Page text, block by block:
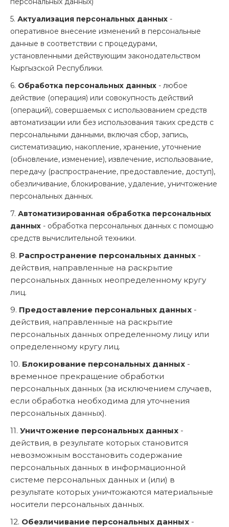
5. Актуализация персональных данных -
оперативное внесение изменений в персональные
данные в соответствии с процедурами,
установленными действующим законодательством
Кыргызской Республики.
6. Обработка персональных данных - любое
действие (операция) или совокупность действий
(операций), совершаемых с использованием средств
автоматизации или без использования таких средств с
персональными данными, включая сбор, запись,
систематизацию, накопление, хранение, уточнение
(обновление, изменение), извлечение, использование,
передачу (распространение, предоставление, доступ),
обезличивание, блокирование, удаление, уничтожение
персональных данных.
7. Автоматизированная обработка персональных
данных - обработка персональных данных с помощью
средств вычислительной техники.
8. Распространение персональных данных -
действия, направленные на раскрытие
персональных данных неопределенному кругу
лиц.
9. Предоставление персональных данных -
действия, направленные на раскрытие
персональных данных определенному лицу или
определенному кругу лиц.
10. Блокирование персональных данных -
временное прекращение обработки
персональных данных (за исключением случаев,
если обработка необходима для уточнения
персональных данных).
11. Уничтожение персональных данных -
действия, в результате которых становится
невозможным восстановить содержание
персональных данных в информационной
системе персональных данных и (или) в
результате которых уничтожаются материальные
носители персональных данных.
12. Обезличивание персональных данных -